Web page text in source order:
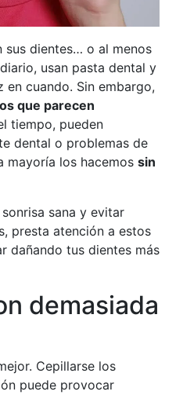
sus dientes… o al menos
usan pasta dental y
cuando. Sin embargo,
que parecen
tiempo, pueden
dental o problemas de
mayoría los hacemos sin
sana y evitar
presta atención a estos
dañando tus dientes más
demasiada
Cepillarse los
puede provocar